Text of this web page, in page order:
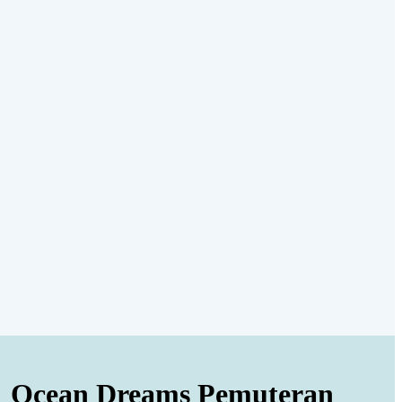
Ocean Dreams Pemuteran